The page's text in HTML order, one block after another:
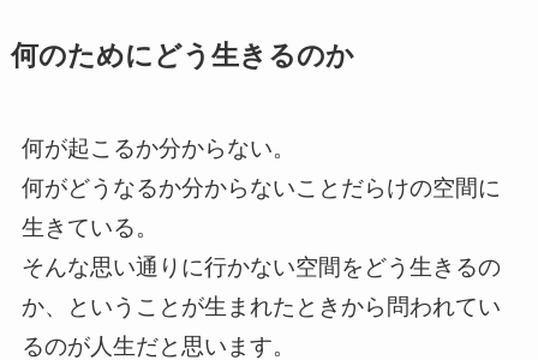
何のためにどう生きるのか
何が起こるか分からない。
何がどうなるか分からないことだらけの空間に
生きている。
そんな思い通りに行かない空間をどう生きるの
か、ということが生まれたときから問われてい
るのが人生だと思います。